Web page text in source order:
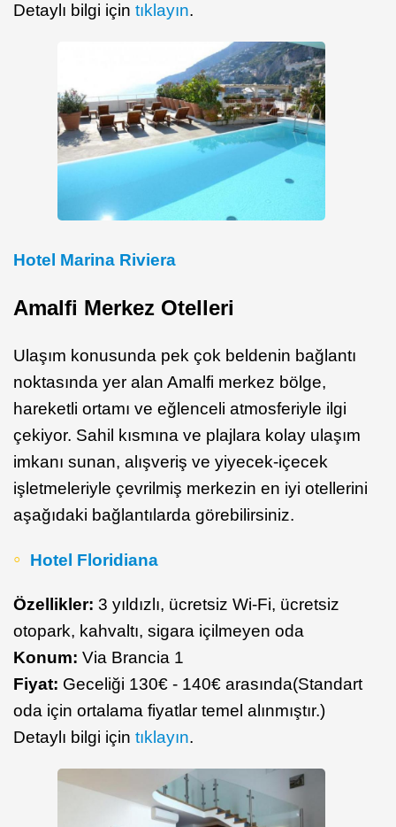
Detaylı bilgi için tıklayın.
Hotel Marina Riviera
Amalfi Merkez Otelleri
Ulaşım konusunda pek çok beldenin bağlantı
noktasında yer alan Amalfi merkez bölge,
hareketli ortamı ve eğlenceli atmosferiyle ilgi
çekiyor. Sahil kısmına ve plajlara kolay ulaşım
imkanı sunan, alışveriş ve yiyecek-içecek
işletmeleriyle çevrilmiş merkezin en iyi otellerini
aşağıdaki bağlantılarda görebilirsiniz.
Hotel Floridiana
Özellikler: 3 yıldızlı, ücretsiz Wi-Fi, ücretsiz
otopark, kahvaltı, sigara içilmeyen oda
Konum: Via Brancia 1
Fiyat: Geceliği 130€ - 140€ arasında(Standart
oda için ortalama fiyatlar temel alınmıştır.)
Detaylı bilgi için tıklayın.